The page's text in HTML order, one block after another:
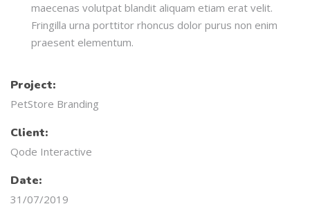
maecenas volutpat blandit aliquam etiam erat velit.
Fringilla urna porttitor rhoncus dolor purus non enim
praesent elementum.
Project:
PetStore Branding
Client:
Qode Interactive
Date:
31/07/2019